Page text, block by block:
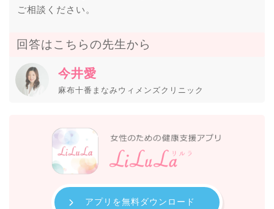
ご相談ください。
回答はこちらの先生から
今井愛
麻布十番まなみウィメンズクリニック
アプリを無料ダウンロード